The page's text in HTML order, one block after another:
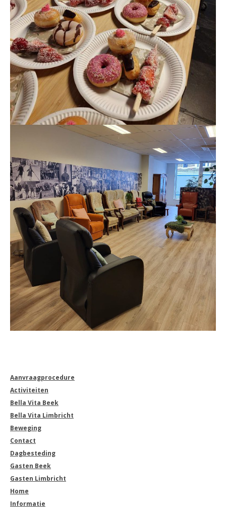
Aanvraagprocedure
Activiteiten
Bella Vita Beek
Bella Vita Limbricht
Beweging
Contact
Dagbesteding
Gasten Beek
Gasten Limbricht
Home
Informatie